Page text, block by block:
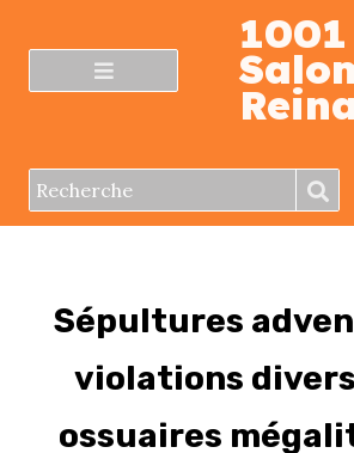
1001
Sépultures
violations
ossuaires